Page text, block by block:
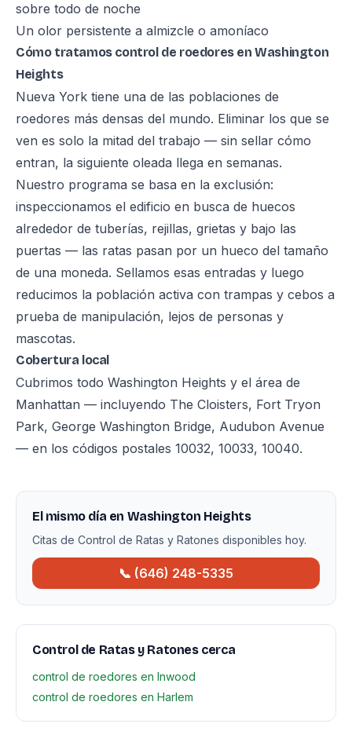
sobre todo de noche
Un olor persistente a almizcle o amoníaco
Cómo tratamos control de roedores en Washington
Heights
Nueva York tiene una de las poblaciones de
roedores más densas del mundo. Eliminar los que se
ven es solo la mitad del trabajo — sin sellar cómo
entran, la siguiente oleada llega en semanas.
Nuestro programa se basa en la exclusión:
inspeccionamos el edificio en busca de huecos
alrededor de tuberías, rejillas, grietas y bajo las
puertas — las ratas pasan por un hueco del tamaño
de una moneda. Sellamos esas entradas y luego
reducimos la población activa con trampas y cebos a
prueba de manipulación, lejos de personas y
mascotas.
Cobertura local
Cubrimos todo Washington Heights y el área de
Manhattan — incluyendo The Cloisters, Fort Tryon
Park, George Washington Bridge, Audubon Avenue
— en los códigos postales 10032, 10033, 10040.
El mismo día en Washington Heights
Citas de Control de Ratas y Ratones disponibles hoy.
📞 (646) 248-5335
Control de Ratas y Ratones cerca
control de roedores en Inwood
control de roedores en Harlem